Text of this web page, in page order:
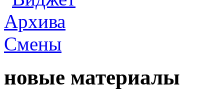
новые материалы